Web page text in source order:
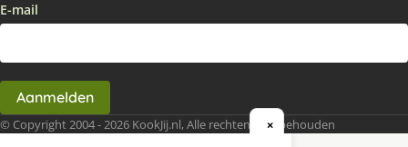
E-mail
Aanmelden
© Copyright 2004 - 2026 KookJij.nl, Alle rechten voorbehouden
×